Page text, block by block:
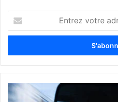
t
e
z
o
t